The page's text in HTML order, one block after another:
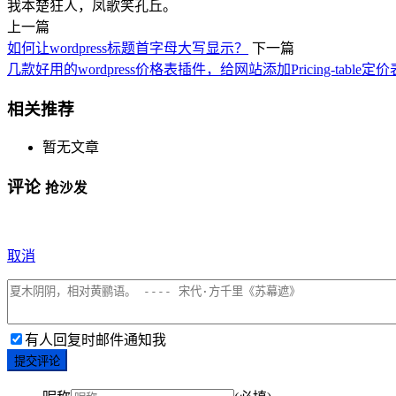
我本楚狂人，凤歌笑孔丘。
上一篇
如何让wordpress标题首字母大写显示？
下一篇
几款好用的wordpress价格表插件，给网站添加Pricing-table定价
相关推荐
暂无文章
评论 抢沙发
取消
有人回复时邮件通知我
提交评论